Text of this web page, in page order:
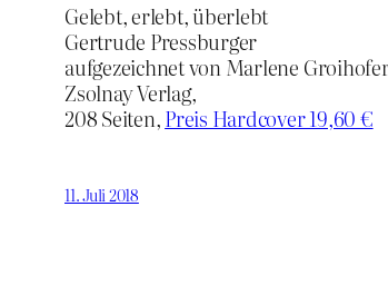
Gelebt, erlebt, überlebt
Gertrude Pressburger
aufgezeichnet von Marlene
Zsolnay Verlag,
208 Seiten,Preis Hardcover 19,60 €
11. Juli 2018